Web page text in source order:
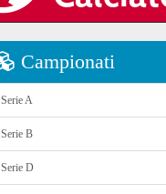
Campionati
Serie A
Serie B
Serie D